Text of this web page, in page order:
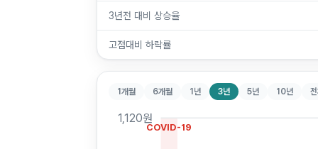
3년전 대비 상승율
고점대비 하락률
1개월 6개월 1년 3년 5년 10년
COVID-19
1,120원